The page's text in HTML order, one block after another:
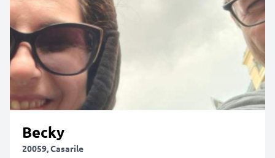
Becky
20059, Casarile